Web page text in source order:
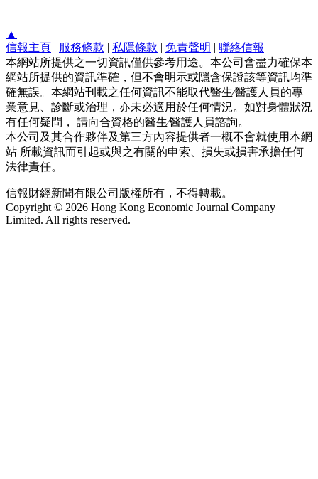
▲
信報主頁 | 服務條款 | 私隱條款 | 免責聲明 | 聯絡信報
本網站所提供之一切資訊僅供參考用途。本公司會盡力確保本
網站所提供的資訊準確，但不會明示或隱含保證該等資訊均準
確無誤。本網站刊載之任何資訊不能取代醫生∕醫護人員的專
業意見、診斷或治理，亦未必適用於任何情況。如對身體狀況
有任何疑問， 請向合資格的醫生∕醫護人員諮詢。
本公司及其合作夥伴及第三方內容提供者一概不會就使用本網
站 所載資訊而引起或與之有關的申索、損失或損害承擔任何
法律責任。
信報財經新聞有限公司版權所有，不得轉載。
Copyright © 2026 Hong Kong Economic Journal Company
Limited. All rights reserved.